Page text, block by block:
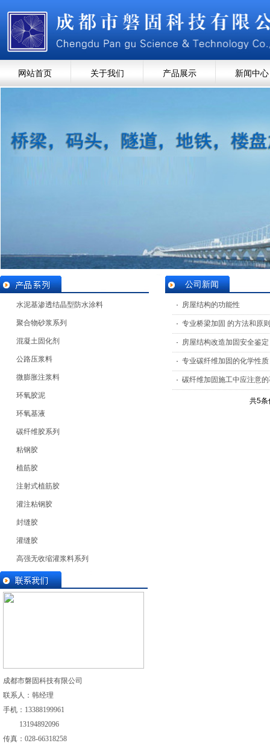
网站首页 关于我们 产品展示 新闻中心
水泥基渗透结晶型防水涂料
聚合物砂浆系列
混凝土固化剂
公路压浆料
微膨胀注浆料
环氧胶泥
环氧基液
碳纤维胶系列
粘钢胶
植筋胶
注射式植筋胶
灌注粘钢胶
封缝胶
灌缝胶
高强无收缩灌浆料系列
成都市磐固科技有限公司
联系人：韩经理
手机： 13388199961
13194892096
传真：028-66318258
公司新闻
· 房屋结构的功能性
· 专业桥梁加固 的方法和原则
· 房屋结构改造加固安全鉴定
· 专业碳纤维加固的化学性质
· 碳纤维加固施工中应注意
共5